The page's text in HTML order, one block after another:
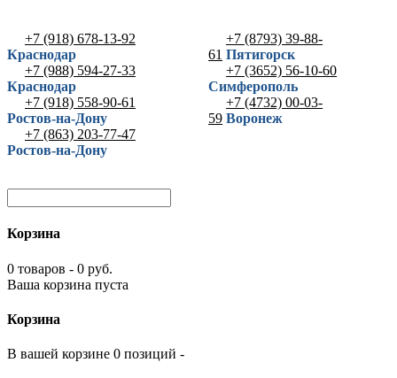
+7 (918) 678-13-92
Краснодар
+7 (988) 594-27-33
Краснодар
+7 (918) 558-90-61
Ростов-на-Дону
+7 (863) 203-77-47
Ростов-на-Дону
+7 (8793) 39-88-
61 Пятигорск
+7 (3652) 56-10-60
Симферополь
+7 (4732) 00-03-
59 Воронеж
Корзина
0 товаров - 0 руб.
Ваша корзина пуста
Корзина
В вашей корзине 0 позиций -